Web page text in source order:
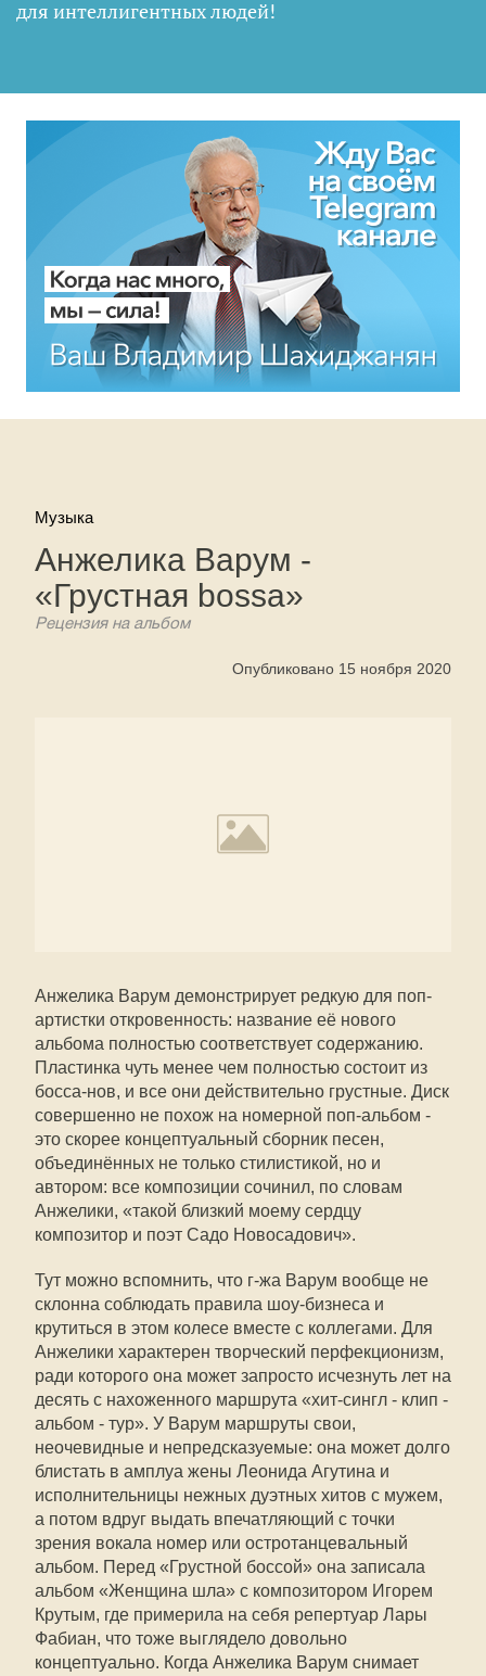
для интеллигентных людей!
Музыка
Анжелика Варум -
«Грустная bossa»
Рецензия на альбом
Опубликовано 15 ноября 2020
Анжелика Варум демонстрирует редкую для поп-
артистки откровенность: название её нового
альбома полностью соответствует содержанию.
Пластинка чуть менее чем полностью состоит из
босса-нов, и все они действительно грустные. Диск
совершенно не похож на номерной поп-альбом -
это скорее концептуальный сборник песен,
объединённых не только стилистикой, но и
автором: все композиции сочинил, по словам
Анжелики, «такой близкий моему сердцу
композитор и поэт Садо Новосадович».
Тут можно вспомнить, что г-жа Варум вообще не
склонна соблюдать правила шоу-бизнеса и
крутиться в этом колесе вместе с коллегами. Для
Анжелики характерен творческий перфекционизм,
ради которого она может запросто исчезнуть лет на
десять с нахоженного маршрута «хит-сингл - клип -
альбом - тур». У Варум маршруты свои,
неочевидные и непредсказуемые: она может долго
блистать в амплуа жены Леонида Агутина и
исполнительницы нежных дуэтных хитов с мужем,
а потом вдруг выдать впечатляющий с точки
зрения вокала номер или остротанцевальный
альбом. Перед «Грустной боссой» она записала
альбом «Женщина шла» с композитором Игорем
Крутым, где примерила на себя репертуар Лары
Фабиан, что тоже выглядело довольно
концептуально. Когда Анжелика Варум снимает